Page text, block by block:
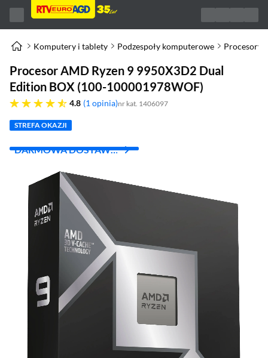
Komputery i tablety Podzespoły komputerowe Procesory
Procesor AMD Ryzen 9 9950X3D2 Dual
Edition BOX (100-100001978WOF)
4.8
4.8 gwiazdek 1 opinia nr kat. 1406097
STREFA OKAZJI
DARMOWA DOSTAWA